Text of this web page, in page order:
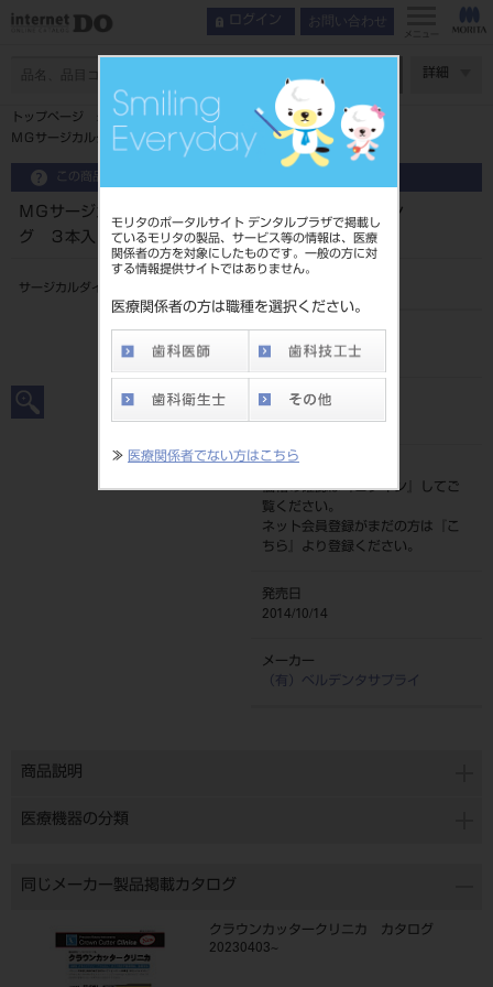
モリタのポータルサイト デンタルプラザで掲載し
ているモリタの製品、サービス等の情報は、医療
関係者の方を対象にしたものです。一般の方に対
する情報提供サイトではありません。
医療関係者の方は職種を選択ください。
≫ 医療関係者でない方はこちら
ログイン お問い合わせ
メニュー
詳細
トップページ
ＭＧサージカルダイヤＥｎｄｏ ゼックリアタイプロング ３本入
この商品に関するお問い合わせ
ＭＧサージカルダイヤＥｎｄｏ ゼックリアタイプロン
グ ３本入
サージカルダイヤEndo ゼックリアタイプロング （3本入）
品目コード
206740298
JAN/EANコード
4560251600917
価格の確認は『ログイン
』してご
覧ください。
ネット会員登録がまだの方は『
こ
ちら
』より登録ください。
発売日
2014/10/14
メーカー
（有）ベルデンタサプライ
商品説明
医療機器の分類
同じメーカー製品掲載カタログ
クラウンカッタークリニカ カタログ
20230403~